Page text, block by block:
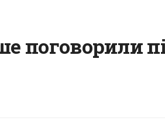
поговорили